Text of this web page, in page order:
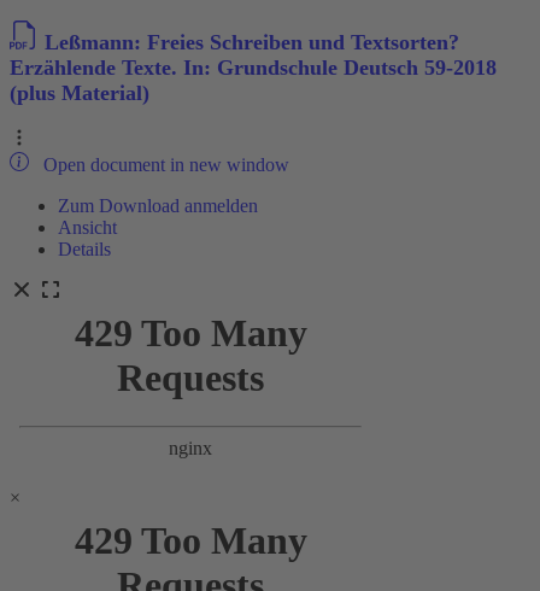
Leßmann: Freies Schreiben und Textsorten?
Erzählende Texte. In: Grundschule Deutsch 59-2018
(plus Material)
Open document in new window
Zum Download anmelden
Ansicht
Details
×